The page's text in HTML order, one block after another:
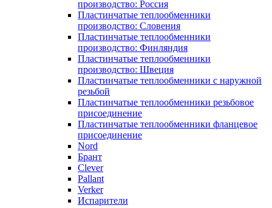
производство: Россия
Пластинчатые теплообменники
производство: Словения
Пластинчатые теплообменники
производство: Финляндия
Пластинчатые теплообменники
производство: Швеция
Пластинчатые теплообменники с наружной
резьбой
Пластинчатые теплообменники резьбовое
присоединение
Пластинчатые теплообменники фланцевое
присоединение
Nord
Брант
Clever
Pallant
Verker
Испарители